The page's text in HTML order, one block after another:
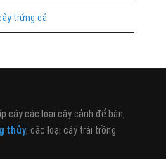
trứng cá
cây các loại cây cảnh để bàn,
thủy, các loại cây trái trồng